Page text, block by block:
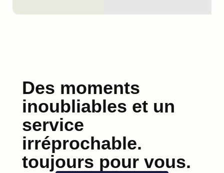
Des moments
inoubliables et un
service
irréprochable.
toujours pour vous.